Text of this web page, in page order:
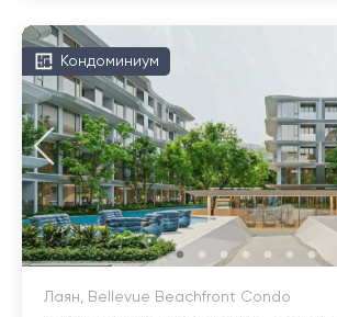
Кондоминиум
Лаян, Bellevue Beachfront Condo